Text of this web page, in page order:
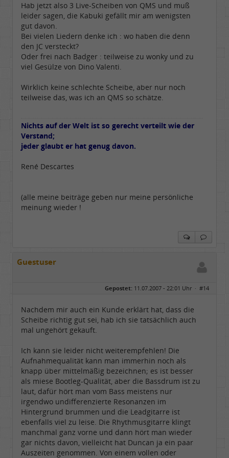
Hab jetzt also 3 Live-Scheiben von QMS und muß
leider sagen, die Kabuki gefällt mir am wenigsten
gut davon.
Bei vielen Liedern denke ich : wo haben die denn
den JC versteckt?
Oder frei nach Badger : teilweise zu wonky und zu
viel Gesülze von Dino Valenti.
Wirklich keine schlechte Scheibe, aber nur noch
teilweise das, was ich an QMS so schätze.
Nichts auf der Welt ist so gerecht verteilt wie der
Verstand;
jeder glaubt er hat genug davon.
René Descartes
(alle meine beiträge geben nur meine persönliche
meinung wieder !
Guestuser
Gepostet: 11.07.2007 - 22:01 Uhr · #14
Nachdem mir auch ein Kunde erklärt hat, dass die
Scheibe richtig gut sei, hab ich sie tatsächlich auch
mal ungehört gekauft.
Ich kann sie leider nicht weiterempfehlen! Die
Aufnahmequalität kann man immerhin noch als
knapp über mittelmäßig bezeichnen; es ist besser
als miese Bootleg-Qualität, aber die Bassdrum ist zu
laut, dafür hört man vom Bass meistens nur
irgendwo undifferenzierte Resonanzen im
Hintergrund brummen und die Leadgitarre ist
ebenfalls viel zu leise. Die Rhythmusgitarre klingt
manchmal ganz vorne und dann hört man wieder
gar nichts davon, vielleicht hat Duncan ja ein paar
Auszeiten genommen. Von einem vollen oder